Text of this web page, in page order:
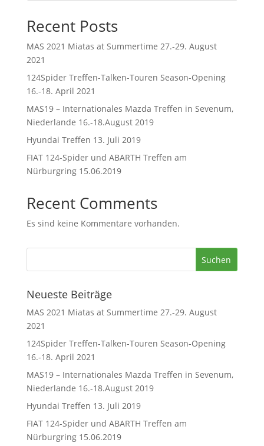
Recent Posts
MAS 2021 Miatas at Summertime 27.-29. August
2021
124Spider Treffen-Talken-Touren Season-Opening
16.-18. April 2021
MAS19 – Internationales Mazda Treffen in Sevenum,
Niederlande 16.-18.August 2019
Hyundai Treffen 13. Juli 2019
FIAT 124-Spider und ABARTH Treffen am
Nürburgring 15.06.2019
Recent Comments
Es sind keine Kommentare vorhanden.
Neueste Beiträge
MAS 2021 Miatas at Summertime 27.-29. August
2021
124Spider Treffen-Talken-Touren Season-Opening
16.-18. April 2021
MAS19 – Internationales Mazda Treffen in Sevenum,
Niederlande 16.-18.August 2019
Hyundai Treffen 13. Juli 2019
FIAT 124-Spider und ABARTH Treffen am
Nürburgring 15.06.2019